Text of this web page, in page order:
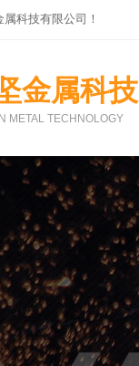
科技有限公司！
金属科技
METAL TECHNOLOGY